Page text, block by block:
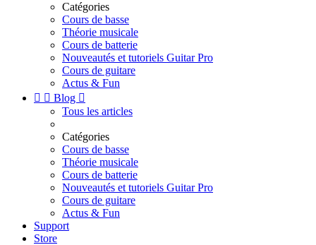
Catégories
Cours de basse
Théorie musicale
Cours de batterie
Nouveautés et tutoriels Guitar Pro
Cours de guitare
Actus & Fun
  Blog 
Tous les articles
Catégories
Cours de basse
Théorie musicale
Cours de batterie
Nouveautés et tutoriels Guitar Pro
Cours de guitare
Actus & Fun
Support
Store